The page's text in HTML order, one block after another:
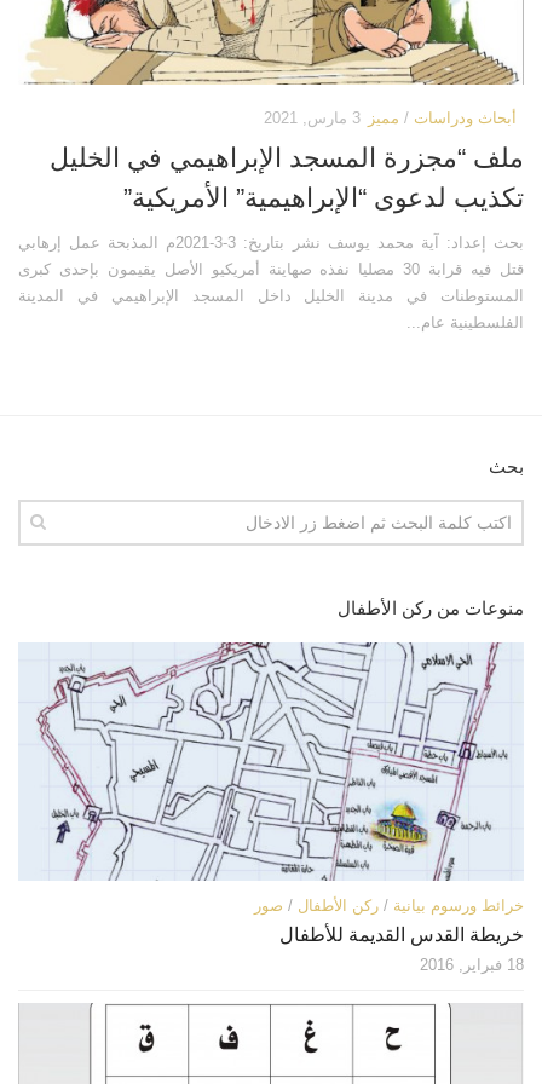
فيديوهات أخرى
العروض التقديمية
مكتبة الصوتيات
قرآن
دروس علمية
برامج إذاعية
أناشيد
متفرقات
ركن الأطفال
أخرى
الموقع الأم
كتابات أخرى
أبحاث ودراسات
المطبوعات
مكتبة الصور
صور المسجد الأقصى
صور مدينة القدس
صور ترميمات إسلامية
صور انتهاكات صهيونية
فيديو وثائقي عن بيت المقدس
فيديو تعليمي عن بيت المقدس
فيديوهات أخرى
العروض التقديمية
مكتبة الصوتيات
دروس علمية
برامج إذاعية
أناشيد
أبحاث ودراسات / مميز 3 مارس, 2021
ملف “مجزرة المسجد الإبراهيمي في الخليل
تكذيب لدعوى “الإبراهيمية” الأمريكية”
بحث إعداد: آية محمد يوسف نشر بتاريخ: 3-3-2021م المذبحة عمل إرهابي
قتل فيه قرابة 30 مصليا نفذه صهاينة أمريكيو الأصل يقيمون بإحدى كبرى
المستوطنات في مدينة الخليل داخل المسجد الإبراهيمي في المدينة
الفلسطينية عام...
بحث
منوعات من ركن الأطفال
خرائط ورسوم بيانية / ركن الأطفال / صور
خريطة القدس القديمة للأطفال
18 فبراير, 2016